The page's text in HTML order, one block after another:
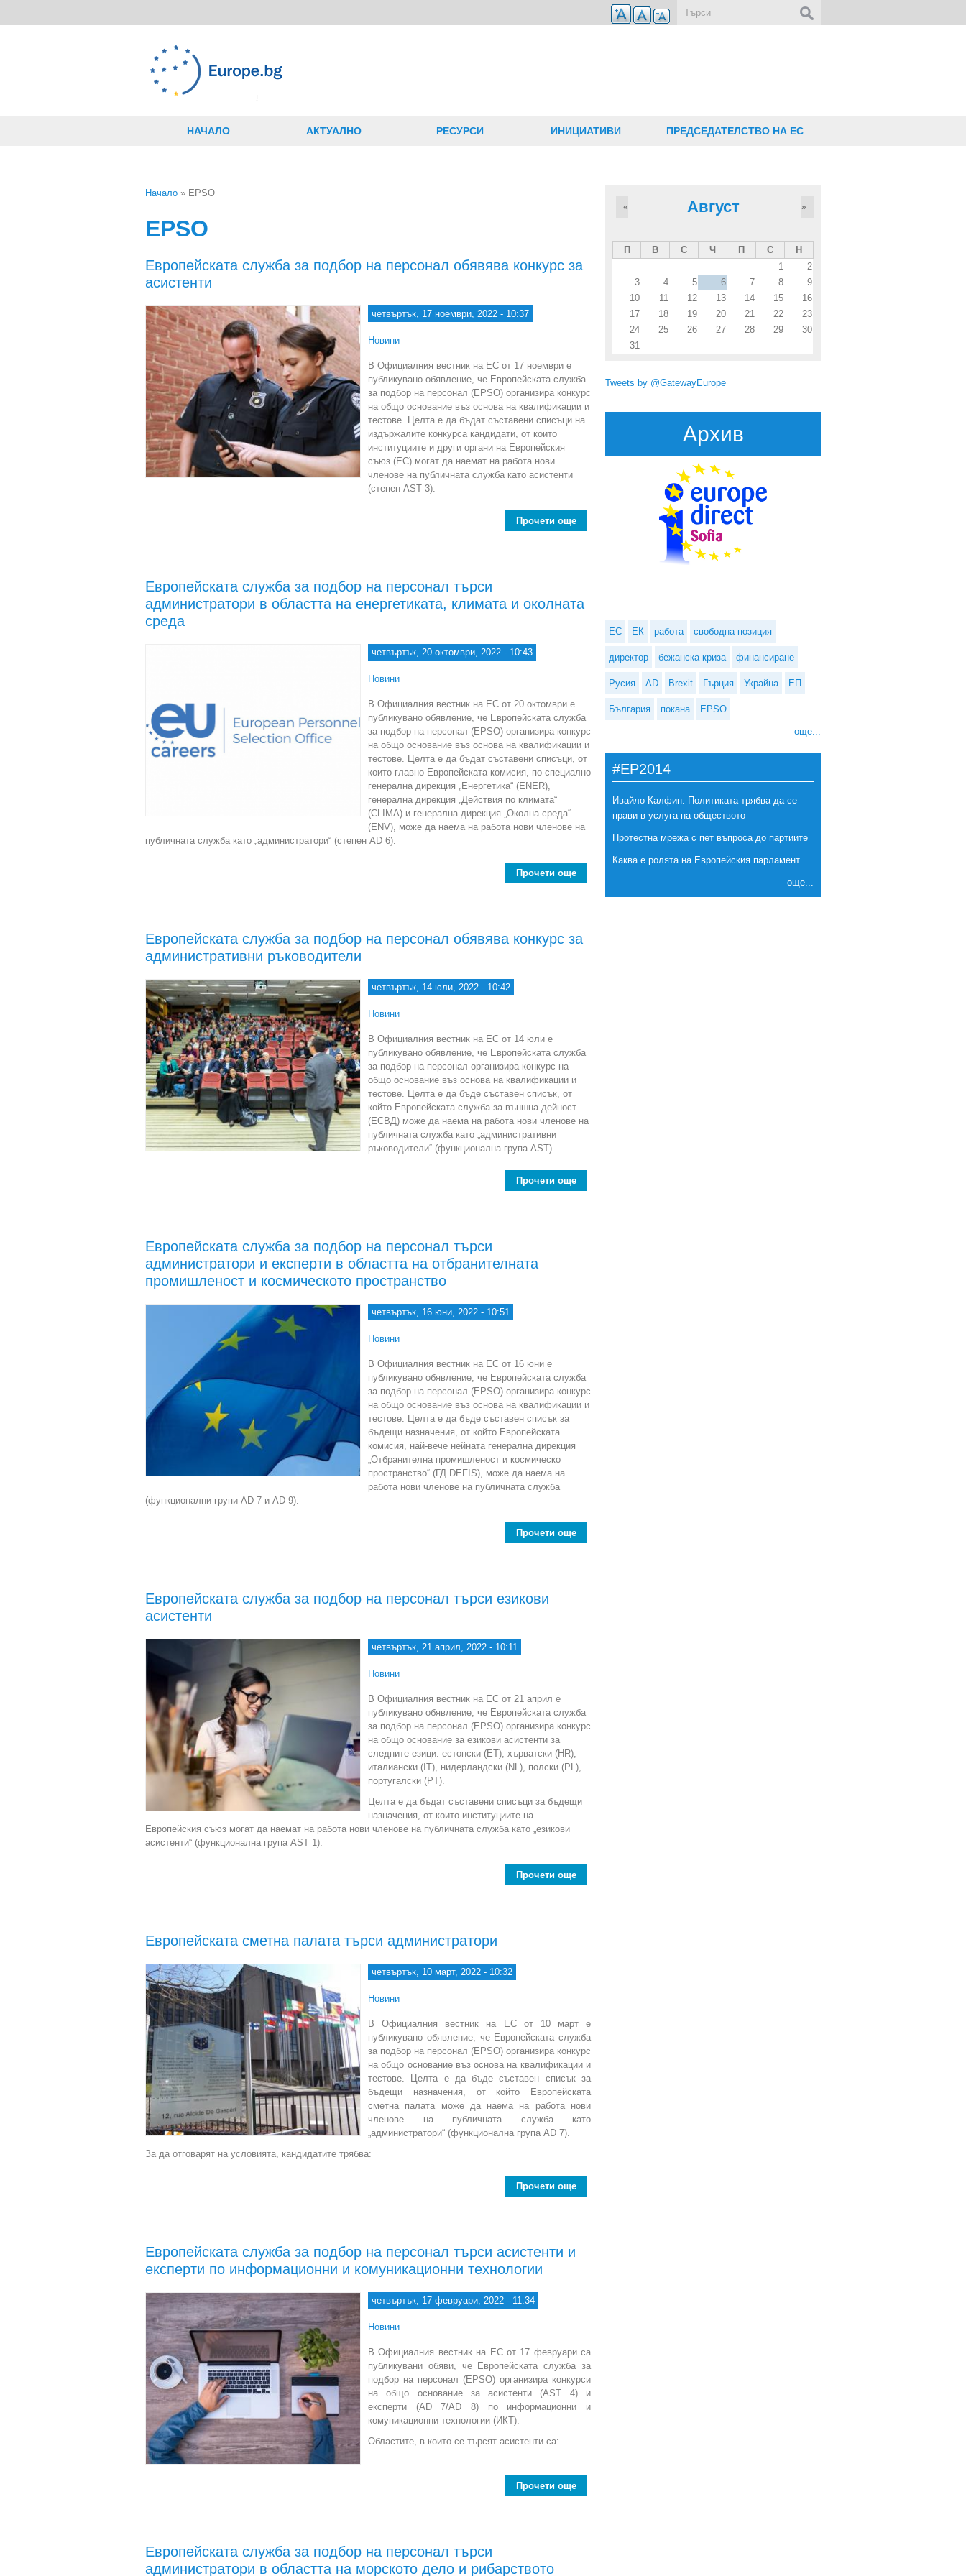
НАЧАЛО АКТУАЛНО РЕСУРСИ ИНИЦИАТИВИ ПРЕДСЕДАТЕЛСТВО НА ЕС
Начало » EPSO
EPSO
Европейската служба за подбор на персонал обявява конкурс за
асистенти
четвъртък, 17 ноември, 2022 - 10:37
Новини
В Официалния вестник на ЕС от 17 ноември е
публикувано обявление, че Европейската служба
за подбор на персонал (EPSO) организира конкурс
на общо основание въз основа на квалификации и
тестове. Целта е да бъдат съставени списъци на
издържалите конкурса кандидати, от които
институциите и други органи на Европейския
съюз (ЕС) могат да наемат на работа нови
членове на публичната служба като асистенти
(степен AST 3).
Прочети още about Европейската служба за подбор на персонал обявява конкурс за асистенти
Европейската служба за подбор на персонал търси
администратори в областта на енергетиката, климата и околната
среда
четвъртък, 20 октомври, 2022 - 10:43
Новини
В Официалния вестник на ЕС от 20 октомври е
публикувано обявление, че Европейската служба
за подбор на персонал (EPSO) организира конкурс
на общо основание въз основа на квалификации и
тестове. Целта е да бъдат съставени списъци, от
които главно Европейската комисия, по-специално
генерална дирекция „Енергетика“ (ENER),
генерална дирекция „Действия по климата“
(CLIMA) и генерална дирекция „Околна среда“
(ENV), може да наема на работа нови членове на
публичната служба като „администратори“ (степен AD 6).
Прочети още
областта на енергетиката, климата и околната среда
Европейската служба за подбор на персонал обявява конкурс за
административни ръководители
четвъртък, 14 юли, 2022 - 10:42
Новини
В Официалния вестник на ЕС от 14 юли е
публикувано обявление, че Европейската служба
за подбор на персонал организира конкурс на
общо основание въз основа на квалификации и
тестове. Целта е да бъде съставен списък, от
който Европейската служба за външна дейност
(ЕСВД) може да наема на работа нови членове на
публичната служба като „административни
ръководители“ (функционална група AST).
Прочети още
Европейската служба за подбор на персонал търси
администратори и експерти в областта на отбранителната
промишленост и космическото пространство
четвъртък, 16 юни, 2022 - 10:51
Новини
В Официалния вестник на ЕС от 16 юни е
публикувано обявление, че Европейската служба
за подбор на персонал (EPSO) организира конкурс
на общо основание въз основа на квалификации и
тестове. Целта е да бъде съставен списък за
бъдещи назначения, от който Европейската
комисия, най-вече нейната генерална дирекция
„Отбранителна промишленост и космическо
пространство“ (ГД DEFIS), може да наема на
работа нови членове на публичната служба
(функционални групи AD 7 и AD 9).
Прочети още
Европейската служба за подбор на персонал търси езикови
асистенти
четвъртък, 21 април, 2022 - 10:11
Новини
В Официалния вестник на ЕС от 21 април е
публикувано обявление, че Европейската служба
за подбор на персонал (EPSO) организира конкурс
на общо основание за езикови асистенти за
следните езици: естонски (ET), хърватски (HR),
италиански (IT), нидерландски (NL), полски (PL),
португалски (PT).
Целта е да бъдат съставени списъци за бъдещи
назначения, от които институциите на
Европейския съюз могат да наемат на работа нови членове на публичната служба като „езикови
асистенти“ (функционална група AST 1).
Прочети още
Европейската сметна палата търси администратори
четвъртък, 10 март, 2022 - 10:32
Новини
В Официалния вестник на ЕС от 10 март е
публикувано обявление, че Европейската служба
за подбор на персонал (EPSO) организира конкурс
на общо основание въз основа на квалификации и
тестове. Целта е да бъде съставен списък за
бъдещи назначения, от който Европейската
сметна палата може да наема на работа нови
членове на публичната служба като
„администратори“ (функционална група AD 7).
За да отговарят на условията, кандидатите трябва:
Прочети още
Европейската служба за подбор на персонал търси асистенти и
експерти по информационни и комуникационни технологии
четвъртък, 17 февруари, 2022 - 11:34
Новини
В Официалния вестник на ЕС от 17 февруари са
публикувани обяви, че Европейската служба за
подбор на персонал (EPSO) организира конкурси
на общо основание за асистенти (AST 4) и
експерти (AD 7/AD 8) по информационни и
комуникационни технологии (ИКТ).
Областите, в които се търсят асистенти са:
Прочети още
Европейската служба за подбор на персонал търси
администратори в областта на морското дело и рибарството
Август
« »
П В С Ч П С
Н
1
2
3
4 5 6 7 8
9
10
11 12 13 14 15
16
17
18 19 20 21 22
23
24
25 26 27 28 29
30
31
Tweets by @GatewayEurope
Архив
ЕС ЕК работа свободна позиция
директор бежанска криза финансиране
Русия AD Brexit Гърция Украйна ЕП
България покана EPSO
още...
#EP2014
Ивайло Калфин: Политиката трябва да се
прави в услуга на обществото
Протестна мрежа с пет въпроса до партиите
Каква е ролята на Европейския парламент
още...